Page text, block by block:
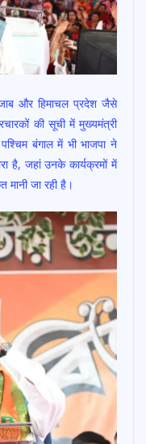
और हिमाचल प्रदेश जैसे
की सूची में मुख्यमंत्री
बंगाल में भी भाजपा ने
है, जहां उनके कार्यक्रमों में
जा रही है।